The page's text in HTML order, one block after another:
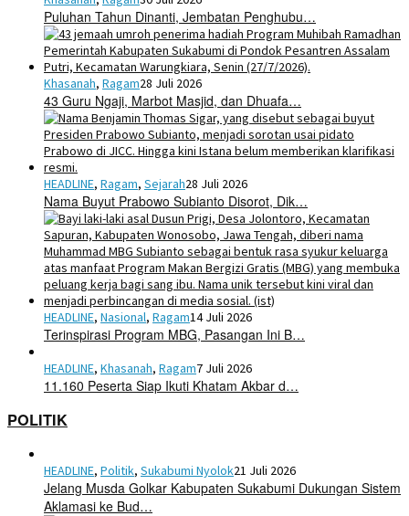
Puluhan Tahun Dinanti, Jembatan Penghubu…
Khasanah, Ragam28 Juli 2026
43 Guru Ngaji, Marbot Masjid, dan Dhuafa…
HEADLINE, Ragam, Sejarah28 Juli 2026
Nama Buyut Prabowo Subianto Disorot, Dik…
HEADLINE, Nasional, Ragam14 Juli 2026
Terinspirasi Program MBG, Pasangan Ini B…
HEADLINE, Khasanah, Ragam7 Juli 2026
11.160 Peserta Siap Ikuti Khatam Akbar d…
POLITIK
HEADLINE, Politik, Sukabumi Nyolok21 Juli 2026
Jelang Musda Golkar Kabupaten Sukabumi Dukungan Sistem
Aklamasi ke Bud…